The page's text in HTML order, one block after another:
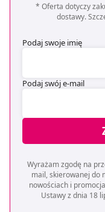
* Oferta dotyczy
dostawy.
Podaj swoje imię
Podaj swój e-mail
Wyrażam zgodę na
mail, skierowanej do
nowościach i
Ustawy z dnia 18